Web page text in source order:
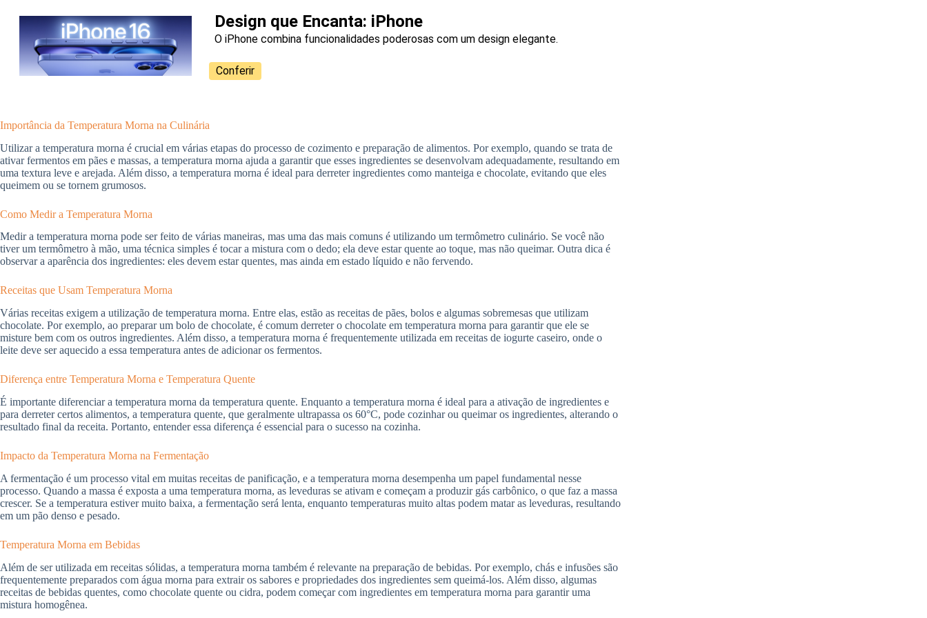
Design que Encanta: iPhone
O iPhone combina funcionalidades poderosas com um design elegante.
Conferir
Importância da Temperatura Morna na Culinária
Utilizar a temperatura morna é crucial em várias etapas do processo de cozimento e preparação de alimentos. Por exemplo, quando se trata de
ativar fermentos em pães e massas, a temperatura morna ajuda a garantir que esses ingredientes se desenvolvam adequadamente, resultando em
uma textura leve e arejada. Além disso, a temperatura morna é ideal para derreter ingredientes como manteiga e chocolate, evitando que eles
queimem ou se tornem grumosos.
Como Medir a Temperatura Morna
Medir a temperatura morna pode ser feito de várias maneiras, mas uma das mais comuns é utilizando um termômetro culinário. Se você não
tiver um termômetro à mão, uma técnica simples é tocar a mistura com o dedo; ela deve estar quente ao toque, mas não queimar. Outra dica é
observar a aparência dos ingredientes: eles devem estar quentes, mas ainda em estado líquido e não fervendo.
Receitas que Usam Temperatura Morna
Várias receitas exigem a utilização de temperatura morna. Entre elas, estão as receitas de pães, bolos e algumas sobremesas que utilizam
chocolate. Por exemplo, ao preparar um bolo de chocolate, é comum derreter o chocolate em temperatura morna para garantir que ele se
misture bem com os outros ingredientes. Além disso, a temperatura morna é frequentemente utilizada em receitas de iogurte caseiro, onde o
leite deve ser aquecido a essa temperatura antes de adicionar os fermentos.
Diferença entre Temperatura Morna e Temperatura Quente
É importante diferenciar a temperatura morna da temperatura quente. Enquanto a temperatura morna é ideal para a ativação de ingredientes e
para derreter certos alimentos, a temperatura quente, que geralmente ultrapassa os 60°C, pode cozinhar ou queimar os ingredientes, alterando o
resultado final da receita. Portanto, entender essa diferença é essencial para o sucesso na cozinha.
Impacto da Temperatura Morna na Fermentação
A fermentação é um processo vital em muitas receitas de panificação, e a temperatura morna desempenha um papel fundamental nesse
processo. Quando a massa é exposta a uma temperatura morna, as leveduras se ativam e começam a produzir gás carbônico, o que faz a massa
crescer. Se a temperatura estiver muito baixa, a fermentação será lenta, enquanto temperaturas muito altas podem matar as leveduras, resultando
em um pão denso e pesado.
Temperatura Morna em Bebidas
Além de ser utilizada em receitas sólidas, a temperatura morna também é relevante na preparação de bebidas. Por exemplo, chás e infusões são
frequentemente preparados com água morna para extrair os sabores e propriedades dos ingredientes sem queimá-los. Além disso, algumas
receitas de bebidas quentes, como chocolate quente ou cidra, podem começar com ingredientes em temperatura morna para garantir uma
mistura homogênea.